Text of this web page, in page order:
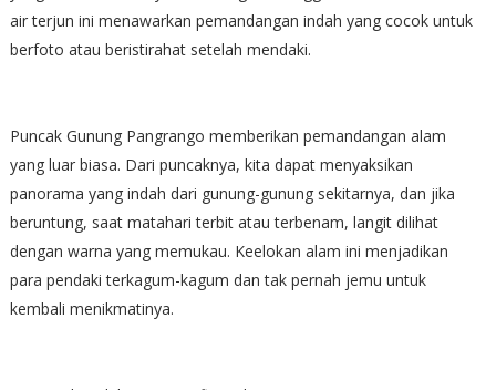
air terjun ini menawarkan pemandangan indah yang cocok untuk
berfoto atau beristirahat setelah mendaki.
Puncak Gunung Pangrango memberikan pemandangan alam
yang luar biasa. Dari puncaknya, kita dapat menyaksikan
panorama yang indah dari gunung-gunung sekitarnya, dan jika
beruntung, saat matahari terbit atau terbenam, langit dilihat
dengan warna yang memukau. Keelokan alam ini menjadikan
para pendaki terkagum-kagum dan tak pernah jemu untuk
kembali menikmatinya.